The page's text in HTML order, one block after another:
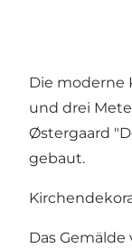
Die moderne
und drei
Østergaard
gebaut.
Das